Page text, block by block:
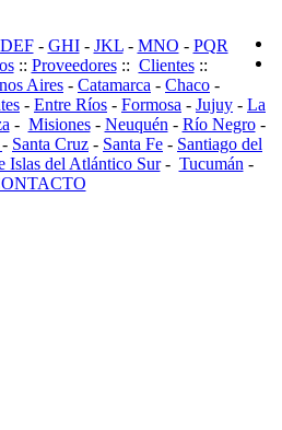
DEF- GHI- JKL- MNO - PQR
:: Proveedores:: Clientes::
Aires - Catamarca - Chaco -
- Entre Ríos - Formosa - Jujuy - La
- Misiones- Neuquén - Río Negro-
- Santa Cruz - Santa Fe - Santiago del
Islas del Atlántico Sur- Tucumán -